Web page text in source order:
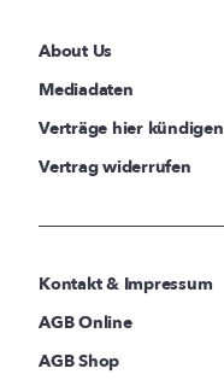
About Us
Mediadaten
Verträge hier kündigen
Vertrag widerrufen
Kontakt & Impressum
AGB Online
AGB Shop